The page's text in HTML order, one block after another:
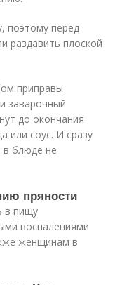
поэтому перед
раздавить плоской
приправы
заварочный
до окончания
или соус. И сразу
в блюде не
пряности
в пищу
воспалениями
женщинам в